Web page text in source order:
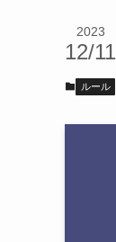
2023
12/11
ルール